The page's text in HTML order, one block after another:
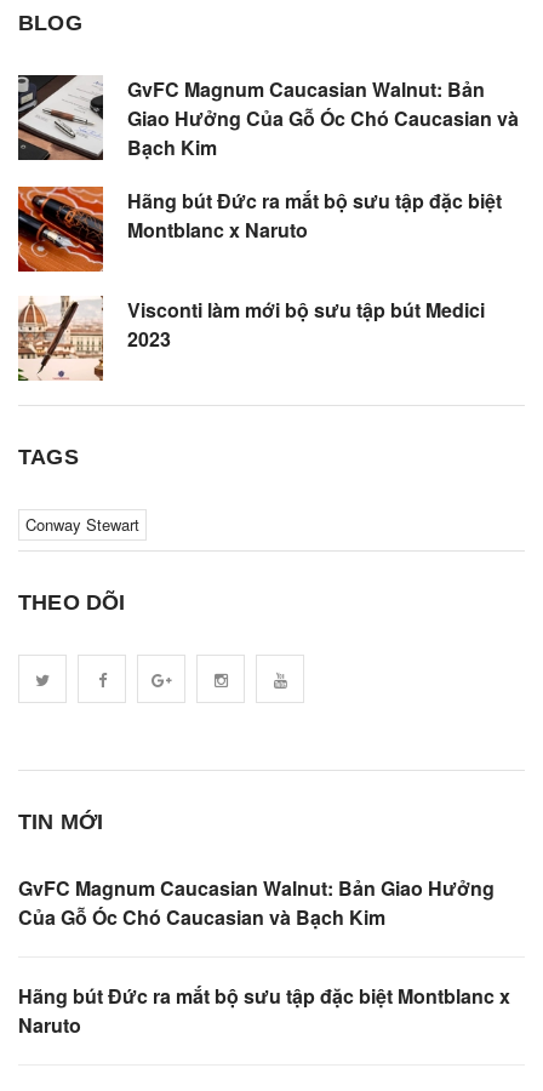
BLOG
GvFC Magnum Caucasian Walnut: Bản
Giao Hưởng Của Gỗ Óc Chó Caucasian và
Bạch Kim
Hãng bút Đức ra mắt bộ sưu tập đặc biệt
Montblanc x Naruto
Visconti làm mới bộ sưu tập bút Medici
2023
TAGS
Conway Stewart
THEO DÕI
TIN MỚI
GvFC Magnum Caucasian Walnut: Bản Giao Hưởng
Của Gỗ Óc Chó Caucasian và Bạch Kim
Hãng bút Đức ra mắt bộ sưu tập đặc biệt Montblanc x
Naruto